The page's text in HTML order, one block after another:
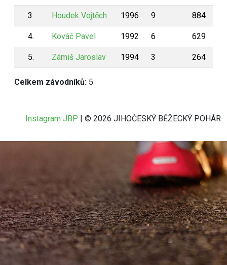
3. Houdek Vojtěch 1996 9 884
4. Kováč Pavel 1992 6 629
5. Zámiš Jaroslav 1994 3 264
Celkem závodníků: 5
Instagram JBP | © 2026 JIHOČESKÝ BĚŽECKÝ POHÁR